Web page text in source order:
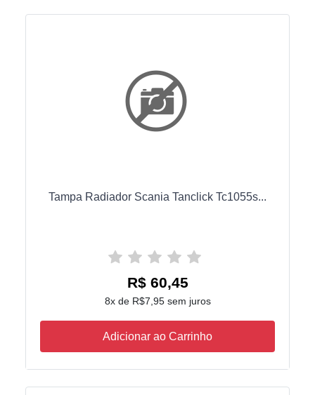
Tampa Radiador Scania Tanclick Tc1055s...
R$ 60,45
8x de R$7,95 sem juros
Adicionar ao Carrinho